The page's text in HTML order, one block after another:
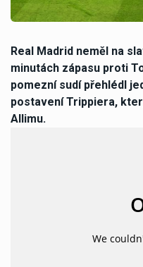
Real Madrid neměl na
minutách zápasu proti
pomezní sudí přehlédl
postavení Trippiera,
Allimu.